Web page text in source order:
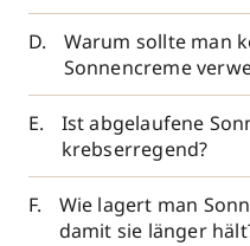
Warum sollte man
Sonnencreme
Ist abgelaufene
krebserregend?
Wie lagert man
damit sie länger